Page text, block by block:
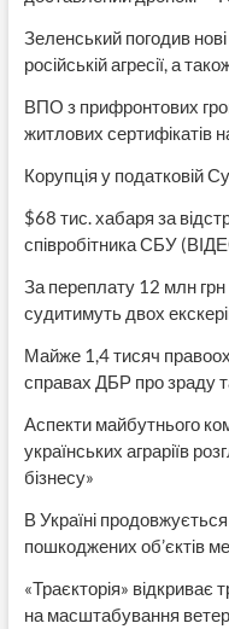
Зеленський погодив
російській агресії, а
ВПО з прифронтових
житлових сертифікатів
Корупція у податковій
$68 тис. хабаря за
співробітника СБУ
За переплату 12 млн грн
судитимуть двох
Майже 1,4 тисяч
справах ДБР про зраду
Аспекти майбутнього
українських аграріїв
бізнесу»
В Україні
пошкоджених об’єктів
«Траєкторія» відкриває
на масштабування